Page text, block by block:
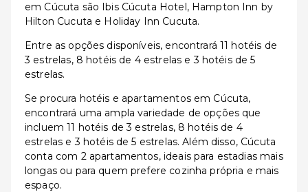
em Cúcuta são Ibis Cúcuta Hotel, Hampton Inn by
Hilton Cucuta e Holiday Inn Cucuta.
Entre as opções disponíveis, encontrará 11 hotéis de
3 estrelas, 8 hotéis de 4 estrelas e 3 hotéis de 5
estrelas.
Se procura hotéis e apartamentos em Cúcuta,
encontrará uma ampla variedade de opções que
incluem 11 hotéis de 3 estrelas, 8 hotéis de 4
estrelas e 3 hotéis de 5 estrelas. Além disso, Cúcuta
conta com 2 apartamentos, ideais para estadias mais
longas ou para quem prefere cozinha própria e mais
espaço.